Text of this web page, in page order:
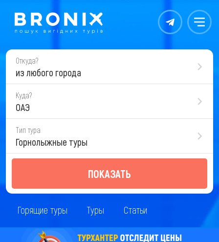
Контакты Меню
Откуда?
из любого города
Куда?
ОАЭ
Тип тура
Горнолыжные туры
ПОКАЗАТЬ
Горящие туры Туры Статьи